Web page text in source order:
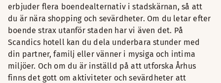
erbjuder flera boendealternativ i stadskärnan, så att
du är nära shopping och sevärdheter. Om du letar efter
boende strax utanför staden har vi även det. På
Scandics hotell kan du dela underbara stunder med
din partner, familj eller vänner i mysiga och intima
miljöer. Och om du är inställd på att utforska Århus
finns det gott om aktiviteter och sevärdheter att